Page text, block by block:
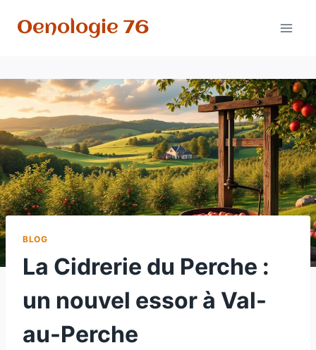
Oenologie 76
BLOG
La Cidrerie du Perche :
un nouvel essor à Val-
au-Perche